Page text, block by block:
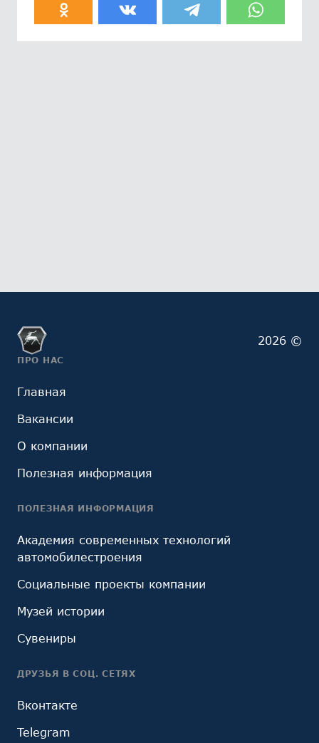
2026 ©
ПРО НАС
Главная
Вакансии
О компании
Полезная информация
ПОЛЕЗНАЯ ИНФОРМАЦИЯ
Академия современных технологий
автомобилестроения
Социальные проекты компании
Музей истории
Сувениры
ДРУЗЬЯ В СОЦ. СЕТЯХ
Вконтакте
Telegram